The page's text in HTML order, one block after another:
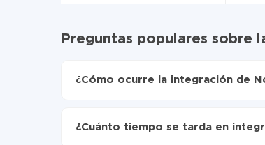
Preguntas populares sobre
¿Cómo ocurre la integración de
Active la actualización automática
¿Cuánto tiempo se tarda en